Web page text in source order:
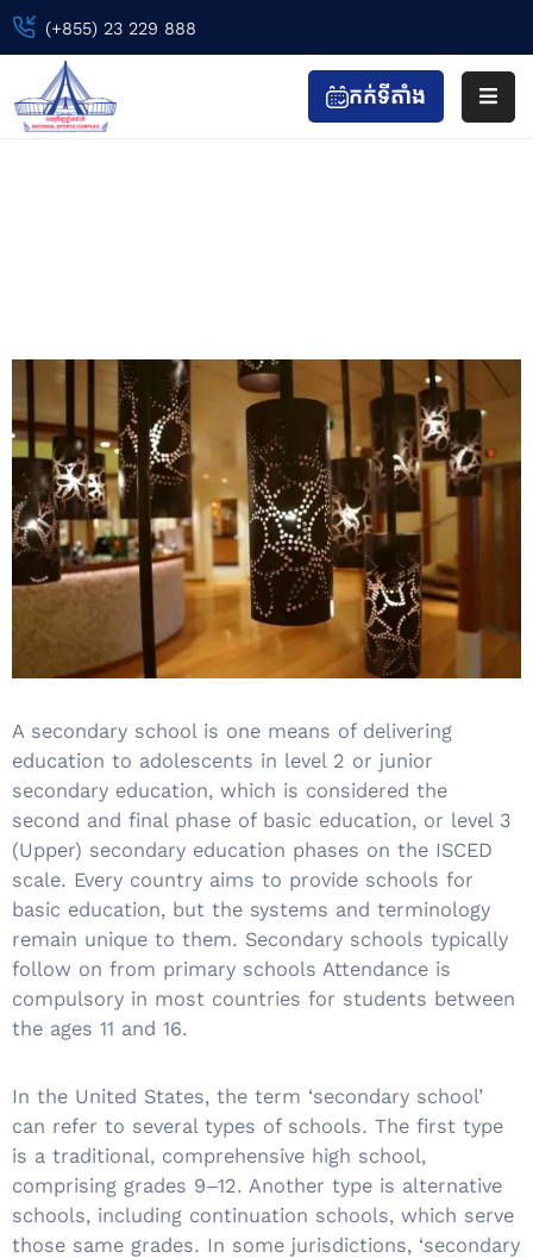
(+855) 23 229 888
កក់ទីតាំង
ទំព័រ
ដើម
&
កំសាន្ត
ហាង
&
តូប
អាហារ
&
កម្ម
A secondary school is one means of delivering
education to adolescents in level 2 or junior
secondary education, which is considered the
second and final phase of basic education, or level 3
(Upper) secondary education phases on the ISCED
scale. Every country aims to provide schools for
basic education, but the systems and terminology
remain unique to them. Secondary schools typically
follow on from primary schools Attendance is
compulsory in most countries for students between
the ages 11 and 16.
In the United States, the term ‘secondary school’
can refer to several types of schools. The first type
is a traditional, comprehensive high school,
comprising grades 9–12. Another type is alternative
schools, including continuation schools, which serve
those same grades. In some jurisdictions, ‘secondary